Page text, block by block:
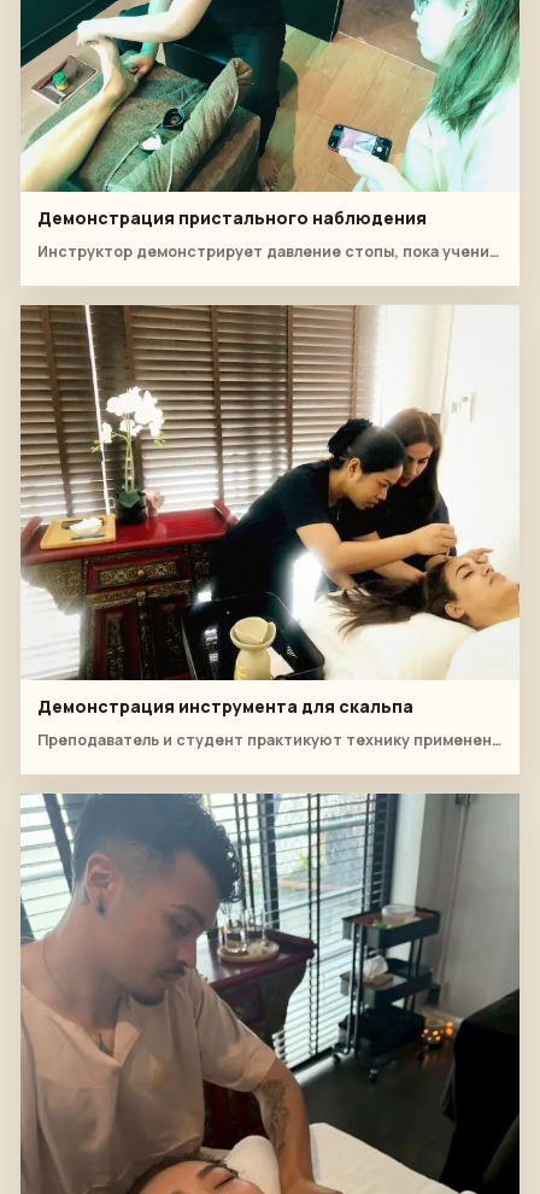
Демонстрация пристального наблюдения
Инструктор демонстрирует давление стопы, пока ученик записывает детали.
Демонстрация инструмента для скальпа
Преподаватель и студент практикуют технику применения зеленого инструмента для кожи головы на лечебном ложе.